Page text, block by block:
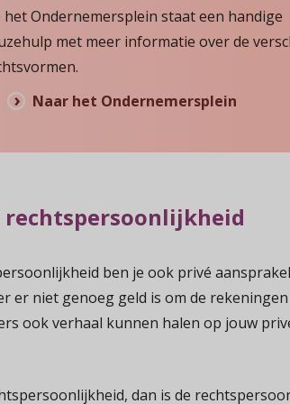
het Ondernemersplein staat een handige
met meer informatie over de
Naar het Ondernemersplein
ben je ook privé
er niet genoeg geld is om de
ook verhaal kunnen halen op jouw
dan is de